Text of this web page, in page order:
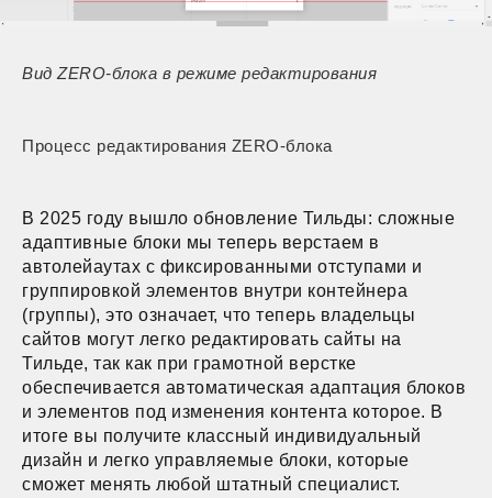
Вид ZERO-блока в режиме редактирования
Процесс редактирования ZERO-блока
В 2025 году вышло обновление Тильды: сложные
адаптивные блоки мы теперь верстаем в
автолейаутах с фиксированными отступами и
группировкой элементов внутри контейнера
(группы), это означает, что теперь владельцы
сайтов могут легко редактировать сайты на
Тильде, так как при грамотной верстке
обеспечивается автоматическая адаптация блоков
и элементов под изменения контента которое. В
итоге вы получите классный индивидуальный
дизайн и легко управляемые блоки, которые
сможет менять любой штатный специалист.